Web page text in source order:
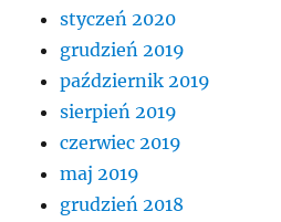
styczeń 2020
grudzień 2019
październik 2019
sierpień 2019
czerwiec 2019
maj 2019
grudzień 2018